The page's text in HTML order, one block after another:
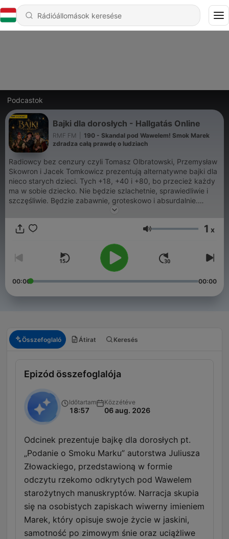
Podcastok
Bajki dla dorosłych - Hallgatás Online
RMF FM
190 - Skandal pod Wawelem! Smok Marek
zdradza całą prawdę o ludziach
Radiowcy bez cenzury czyli Tomasz Olbratowski, Przemysław
Skowron i Jacek Tomkowicz prezentują alternatywne bajki dla
nieco starych dzieci. Tych +18, +40 i +80, bo przecież każdy
ma w sobie dziecko. Nie będzie szlachetnie, sprawiedliwie i
szczęśliwie. Będzie zabawnie, groteskowo i absurdalnie.
Poznacie między innymi historię rycerza walczącego z rynkiem
Walewskiego czy historię pewnego królestwa w potrzasku
zbieżności, wnioski, czy domysły, które wysnujecie, są
zupełnie przypadkowe i najpewniej błędne i nie mają nic
wspólnego z rzeczywistością.
Hangerő 1 x
00:00 00:00
Összefoglaló Átirat Keresés
Epizód összefoglalója
Időtartam
18:57
Közzétéve
06 aug. 2026
Odcinek prezentuje bajkę dla dorosłych pt.
„Podanie o Smoku Marku” autorstwa Juliusza
Złowackiego, przedstawioną w formie
odczytu rzekomo odkrytych pod Wawelem
starożytnych manuskryptów. Narracja skupia
się na osobistych zapiskach wiwerny imieniem
Marek, który opisuje swoje życie w jaskini,
samotność po zimowym śnie oraz uciążliwe